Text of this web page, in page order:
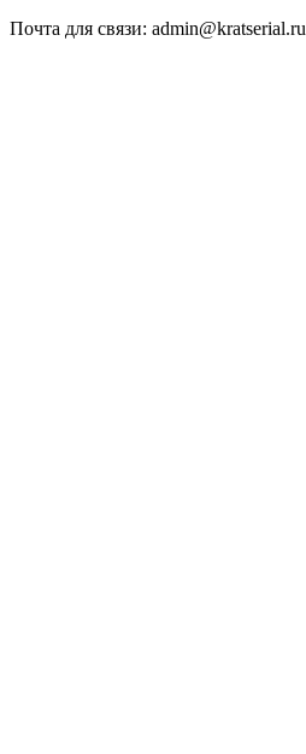
Почта для связи: admin@kratserial.ru